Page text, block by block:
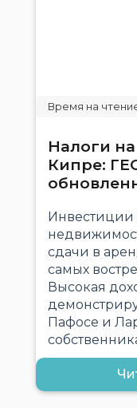
Налоги
Кипре:
Инвестиции
сдачи в
самых
Высокая
Пафосе и